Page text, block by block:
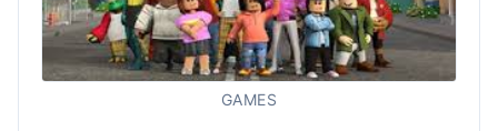
GAMES